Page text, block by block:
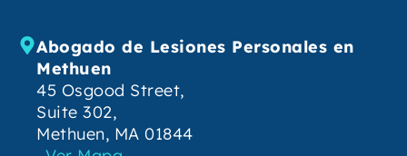
Abogado de Lesiones Personales en
Methuen
45 Osgood Street,
Suite 302,
Methuen, MA 01844